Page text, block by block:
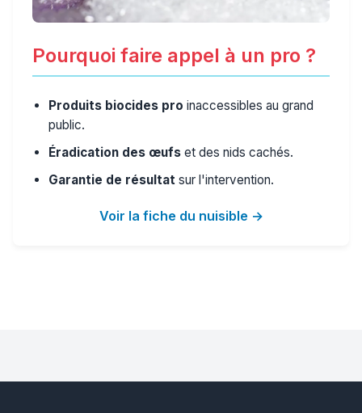
Pourquoi faire appel à un pro ?
Produits biocides pro inaccessibles au grand
public.
Éradication des œufs et des nids cachés.
Garantie de résultat sur l'intervention.
Voir la fiche du nuisible →